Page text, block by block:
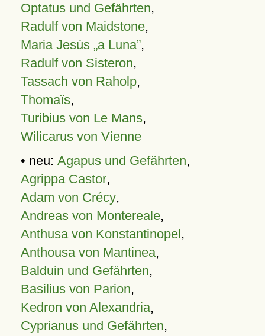
Optatus und Gefährten,
Radulf von Maidstone,
Maria Jesús „a Luna”,
Radulf von Sisteron,
Tassach von Raholp,
Thomaïs,
Turibius von Le Mans,
Wilicarus von Vienne
• neu: Agapus und Gefährten,
Agrippa Castor,
Adam von Crécy,
Andreas von Montereale,
Anthusa von Konstantinopel,
Anthousa von Mantinea,
Balduin und Gefährten,
Basilius von Parion,
Kedron von Alexandria,
Cyprianus und Gefährten,